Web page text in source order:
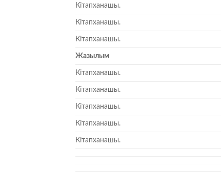
Кітапханашы.
Кітапханашы.
Кітапханашы.
Жазылым
Кітапханашы.
Кітапханашы.
Кітапханашы.
Кітапханашы.
Кітапханашы.